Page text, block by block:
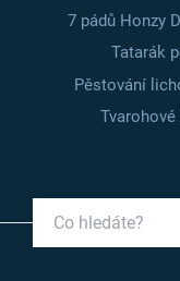
7 pádů Honzy
Tatarák
Pěstování